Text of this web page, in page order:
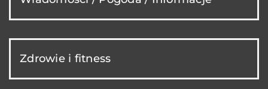
Zdrowie i fitness